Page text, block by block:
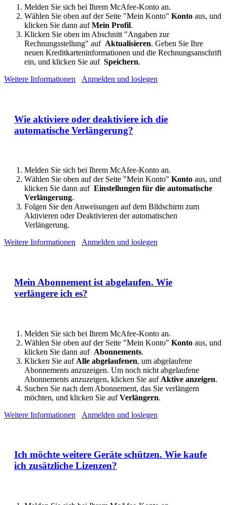
Melden Sie sich bei Ihrem McAfee-Konto an.
Wählen Sie oben auf der Seite "Mein Konto" Konto aus, und
klicken Sie dann aufMein Profil.
Klicken Sie oben im Abschnitt "Angaben zur
Rechnungsstellung" auf Aktualisieren. Geben Sie Ihre
neuen Kreditkarteninformationen und die Rechnungsanschrift
ein, und klicken Sie auf Speichern.
Weitere Informationen
Anmelden und loslegen
Wie aktiviere oder deaktiviere ich die
automatische Verlängerung?
Melden Sie sich bei Ihrem McAfee-Konto an.
Wählen Sie oben auf der Seite "Mein Konto" Konto aus, und
klicken Sie dann auf Einstellungen für die automatische
Verlängerung.
Folgen Sie den Anweisungen auf dem Bildschirm zum
Aktivieren oder Deaktivieren der automatischen
Verlängerung.
Weitere Informationen
Anmelden und loslegen
Mein Abonnement ist abgelaufen. Wie
verlängere ich es?
Melden Sie sich bei Ihrem McAfee-Konto an.
Wählen Sie oben auf der Seite "Mein Konto" Konto aus, und
klicken Sie dann auf Abonnements.
Klicken Sie auf Alle abgelaufenen, um abgelaufene
Abonnements anzuzeigen. Um noch nicht abgelaufene
Abonnements anzuzeigen, klicken Sie auf Aktive anzeigen.
Suchen Sie nach dem Abonnement, das Sie verlängern
möchten, und klicken Sie aufVerlängern.
Weitere Informationen
Anmelden und loslegen
Ich möchte weitere Geräte schützen. Wie kaufe
ich zusätzliche Lizenzen?